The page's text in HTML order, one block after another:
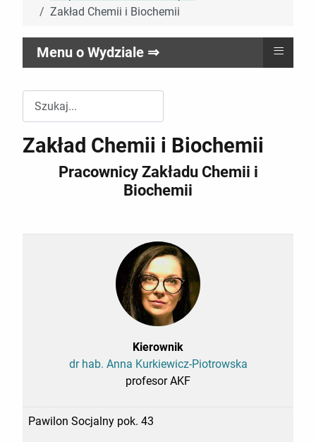
Zakład Chemii i Biochemii
Menu o Wydziale ⇒ ≡
Zakład Chemii i Biochemii
Pracownicy Zakładu Chemii i
Biochemii
Kierownik
dr hab. Anna Kurkiewicz-Piotrowska
profesor AKF
Pawilon Socjalny pok. 43